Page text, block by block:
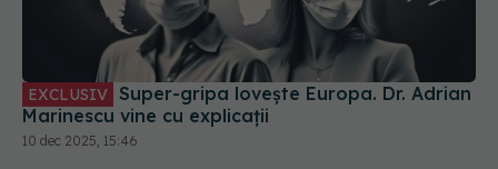
EXCLUSIV
Marinescu vine cu explicații
10 dec 2025, 15:46